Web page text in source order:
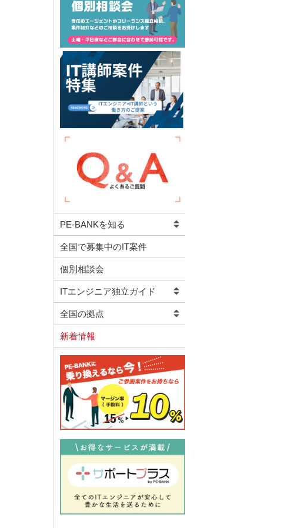
PE-BANKを知る
全国で募集中のIT案件
個別相談会
ITエンジニア独立ガイド
全国の拠点
新着情報